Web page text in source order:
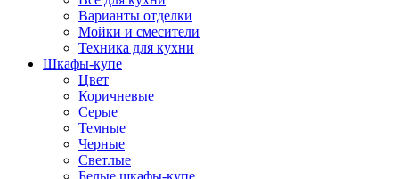
Варианты отделки
Мойки и смесители
Техника для кухни
Шкафы-купе
Цвет
Коричневые
Серые
Темные
Черные
Светлые
Белые шкафы-купе